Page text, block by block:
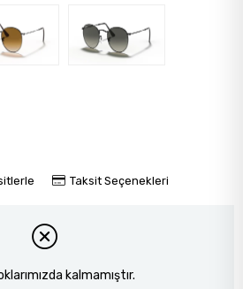
Taksit Seçenekleri
kalmamıştır.